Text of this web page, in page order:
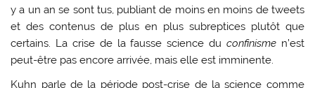
y a un an se sont tus, publiant de moins en moins de tweets
et des contenus de plus en plus subreptices plutôt que
certains. La crise de la fausse science du confinismen’est
peut-être pas encore arrivée, mais elle est imminente.
Kuhn parle de la période post-crise de la science comme